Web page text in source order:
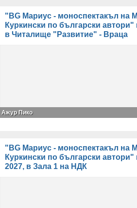
"BG Мариус - моноспектакъл на
Куркински по български
в Читалище "Развитие" - Враца
Ажур Пико
"BG Мариус - моноспектакъл на
Куркински по български
2027, в Зала 1 на НДК